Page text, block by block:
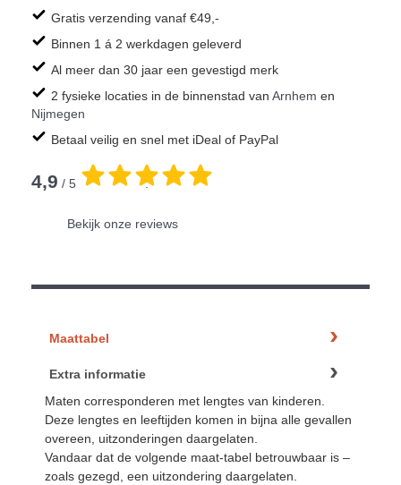
Gratis verzending vanaf €49,-
Binnen 1 á 2 werkdagen geleverd
Al meer dan 30 jaar een gevestigd merk
2 fysieke locaties in de binnenstad van Arnhem en
Nijmegen
Betaal veilig en snel met iDeal of PayPal
4,9 / 5 .
Bekijk onze reviews
Maattabel
Extra informatie
Maten corresponderen met lengtes van kinderen.
Deze lengtes en leeftijden komen in bijna alle gevallen
overeen, uitzonderingen daargelaten.
Vandaar dat de volgende maat-tabel betrouwbaar is –
zoals gezegd, een uitzondering daargelaten.